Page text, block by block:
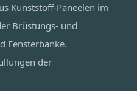
Kunststoff-Paneelen im
Brüstungs- und
Fensterbänke.
der